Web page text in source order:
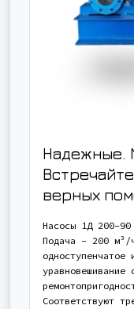
Надежные.
верных
Насосы 1Д 200-
Подача - 200 м³/
одноступенчатое
Соответствуют